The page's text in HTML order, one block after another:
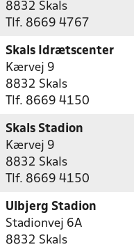
8832 Skals
Tlf. 8669 4767
Skals Idrætscenter
Kærvej 9
8832 Skals
Tlf. 8669 4150
Skals Stadion
Kærvej 9
8832 Skals
Tlf. 8669 4150
Ulbjerg Stadion
Stadionvej 6A
8832 Skals